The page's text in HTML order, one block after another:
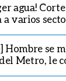
agua!
a varios
Hombre se
Metro, le